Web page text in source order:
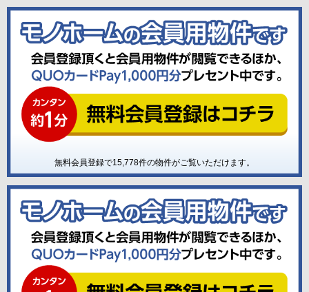
無料会員登録で15,778件の物件がご覧いただけます。